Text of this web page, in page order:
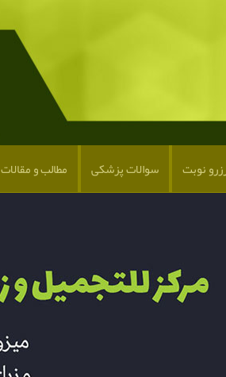
نوبت سوالات پزشکی مطالب و مقالات